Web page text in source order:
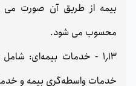
بیمه از طریق آن صورت می
محسوب می شود.
1٫13 - خدمات بیمه‌ای:
خدمات واسطه‌گری بیمه و